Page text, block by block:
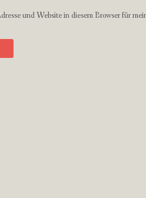
und Website in diesem Browser für